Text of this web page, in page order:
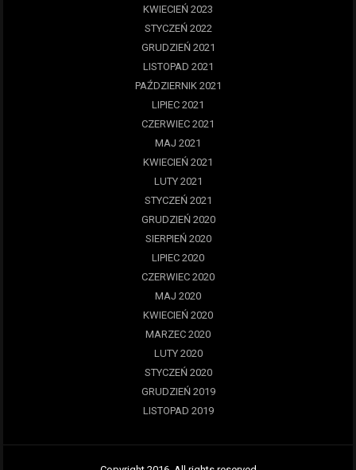
KWIECIEŃ 2023
STYCZEŃ 2022
GRUDZIEŃ 2021
LISTOPAD 2021
PAŹDZIERNIK 2021
LIPIEC 2021
CZERWIEC 2021
MAJ 2021
KWIECIEŃ 2021
LUTY 2021
STYCZEŃ 2021
GRUDZIEŃ 2020
SIERPIEŃ 2020
LIPIEC 2020
CZERWIEC 2020
MAJ 2020
KWIECIEŃ 2020
MARZEC 2020
LUTY 2020
STYCZEŃ 2020
GRUDZIEŃ 2019
LISTOPAD 2019